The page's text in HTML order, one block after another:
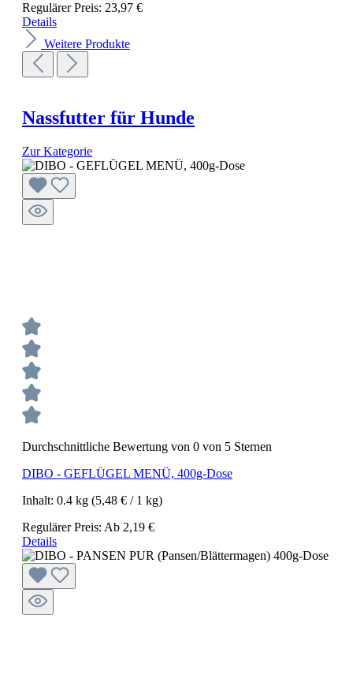
Regulärer Preis: 23,97 €
Details
Weitere Produkte
Nassfutter für Hunde
Zur Kategorie
Durchschnittliche Bewertung von 0 von 5 Sternen
DIBO - GEFLÜGEL MENÜ, 400g-Dose
Inhalt: 0.4 kg (5,48 € / 1 kg)
Regulärer Preis: Ab 2,19 €
Details